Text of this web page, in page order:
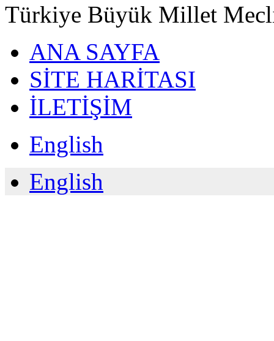
Türkiye Büyük Millet
ANA SAYFA
SİTE HARİTASI
İLETİŞİM
English
English